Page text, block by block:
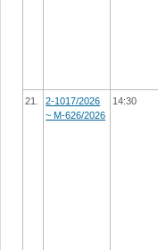
21.
2-1017/2026
~ М-626/2026
14:30